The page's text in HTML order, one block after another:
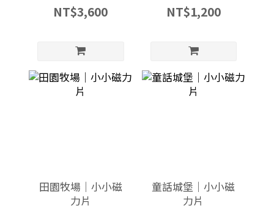
NT$3,600 NT$1,200
田園牧場｜小小磁
力片
童話城堡｜小小磁
力片